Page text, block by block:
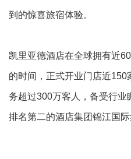
到的惊喜旅宿体验。
凯里亚德酒店在全球拥有近
的时间，正式开业门店近150
务超过300万客人，备受行
排名第二的酒店集团锦江国际